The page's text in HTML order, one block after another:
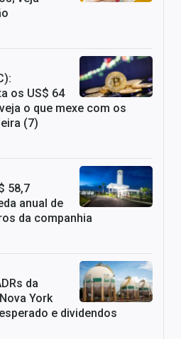
os US$ 64
o que mexe com os
(7)
58,7
anual de
da companhia
da
York
e dividendos